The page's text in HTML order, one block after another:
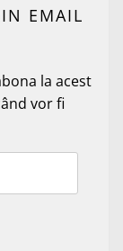
EMAIL
la acest
vor fi